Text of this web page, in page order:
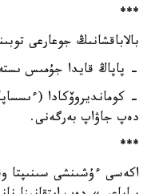
***
بالاباقشانىڭ جوعارعى
- پاپاڭ قايدا جۇمىس
- كومانديروۆكادا
دەپ جاۋاپ بەرگەنى.
***
اكەسى ءۇشىنشى سىنىپتا